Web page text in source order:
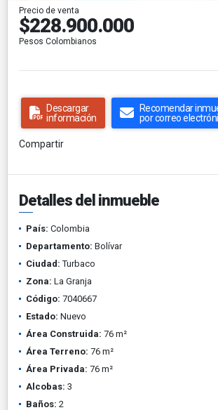
Precio de venta
$228.900.000
Pesos Colombianos
Descargar
información
Recomendar
por correo
Compartir
Detalles del inmueble
País: Colombia
Departamento: Bolívar
Ciudad: Turbaco
Zona: La Granja
Código: 7040667
Estado: Nuevo
Área Construida: 76 m²
Área Terreno: 76 m²
Área Privada: 76 m²
Alcobas: 3
Baños: 2